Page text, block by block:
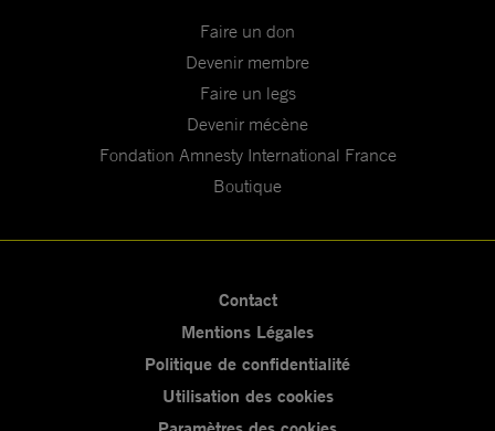
Faire un don
Devenir membre
Faire un legs
Devenir mécène
Fondation Amnesty International France
Boutique
Contact
Mentions Légales
Politique de confidentialité
Utilisation des cookies